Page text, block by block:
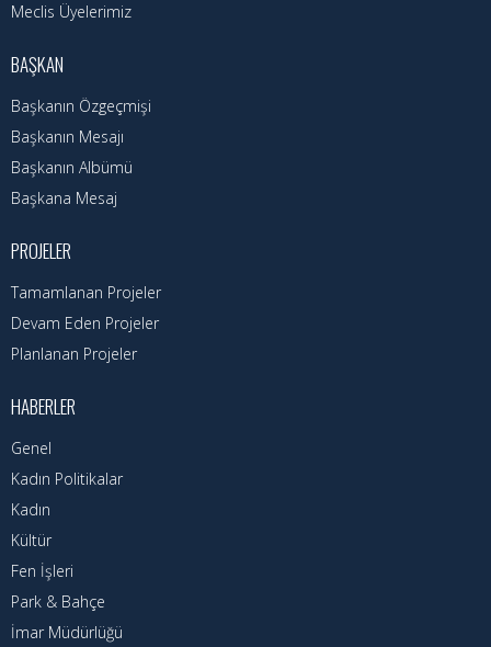
Telefon Rehberi
İlçemiz
Cizre Tarihi
Muhtarlıklar
Hava Durumu
Kadın
Meclis Üyelerimiz
BAŞKAN
Başkanın Özgeçmişi
Başkanın Mesajı
Başkanın Albümü
Başkana Mesaj
PROJELER
Tamamlanan Projeler
Devam Eden Projeler
Planlanan Projeler
HABERLER
Genel
Kadın Politikalar
Kadın
Kültür
Fen İşleri
Park & Bahçe
İmar Müdürlüğü